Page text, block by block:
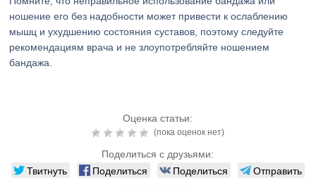
ношение его без надобности может привести к ослаблению
мышц и ухудшению состояния суставов, поэтому следуйте
рекомендациям врача и не злоупотребляйте ношением
бандажа.
Оценка статьи:
(пока оценок нет)
Поделиться с друзьями:
Твитнуть Поделиться Поделиться
Отправить